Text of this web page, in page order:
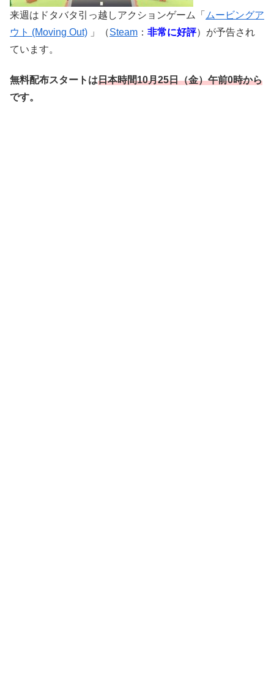
来週はドタバタ引っ越しアクションゲーム「 ムービングア
ウト (Moving Out) 」（Steam ： 非常に好評）が予告され
ています。
無料配布スタートは日本時間10月25日（金）午前0時から
です。